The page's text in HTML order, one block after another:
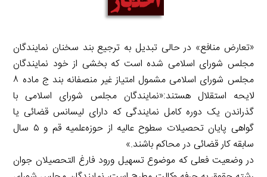
«تعارض منافع» در حالی تبدیل به ترجیع بند سخنان نمایندگان
مجلس شورای اسلامی شده است که بخشی از خود نمایندگان
مجلس شورای اسلامی مشمول امتیاز غیر منصفانه بند ج ماده ۸
لایحه استقلال هستند:«نمایندگان مجلس شورای اسلامی با
گذراندن یک دوره کامل نمایندگی که دارای لیسانس قضائی یا
گواهی پایان تحصیلات سطوح عالیه از حوزه‌علمیه قم و ۵ سال
سابقه کار قضائی در محاکم باشند.»
در وضعیت فعلی که موضوع تسهیل ورود فارغ التحصیلان جوان